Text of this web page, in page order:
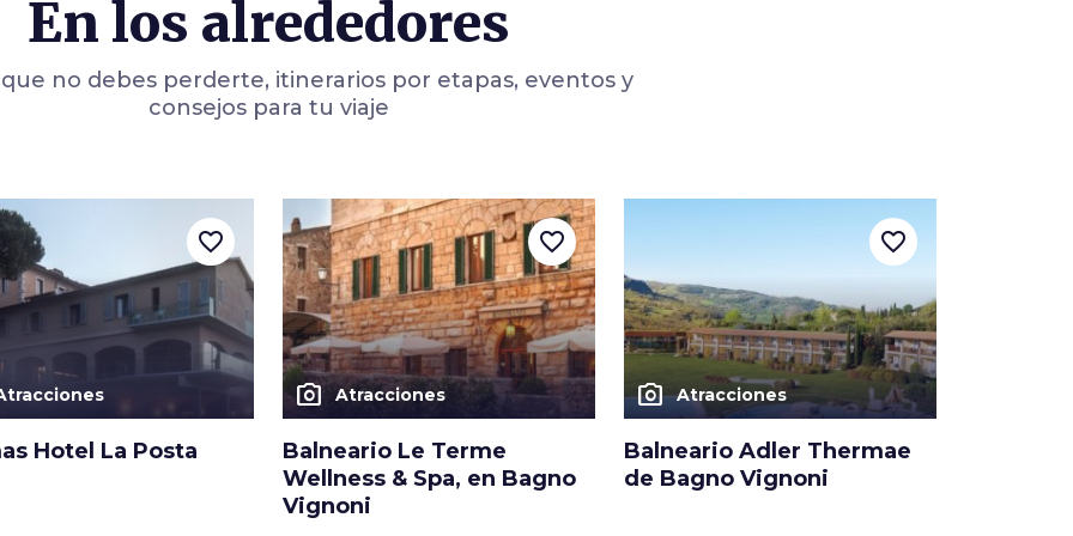
gruesos
de
En los alrededores
no debes perderte, itinerarios por etapas, eventos y
consejos para tu viaje
Hotel La Posta
favorite_border
photo_camera Atracciones
Balneario Le Terme
Wellness & Spa, en Bagno
Vignoni
favorite_border
photo_camera Atracciones
Balneario Adler Thermae
de Bagno Vignoni
favorite_border